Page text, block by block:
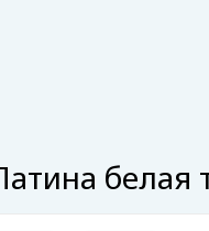
белая